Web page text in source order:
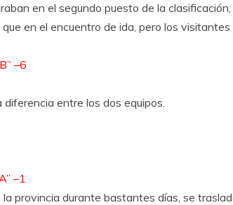
en el segundo puesto de la
en el encuentro de ida, pero los
–6
entre los dos equipos.
–1
provincia durante bastantes días, se